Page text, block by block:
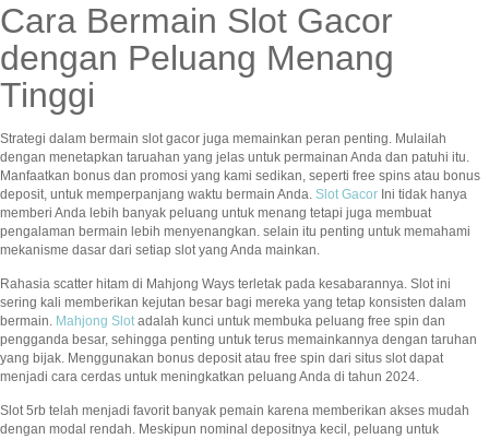
Cara Bermain Slot Gacor
dengan Peluang Menang
Tinggi
Strategi dalam bermain slot gacor juga memainkan peran penting. Mulailah
dengan menetapkan taruahan yang jelas untuk permainan Anda dan patuhi itu.
Manfaatkan bonus dan promosi yang kami sedikan, seperti free spins atau bonus
deposit, untuk memperpanjang waktu bermain Anda. Slot Gacor Ini tidak hanya
memberi Anda lebih banyak peluang untuk menang tetapi juga membuat
pengalaman bermain lebih menyenangkan. selain itu penting untuk memahami
mekanisme dasar dari setiap slot yang Anda mainkan.
Rahasia scatter hitam di Mahjong Ways terletak pada kesabarannya. Slot ini
sering kali memberikan kejutan besar bagi mereka yang tetap konsisten dalam
bermain. Mahjong Slotadalah kunci untuk membuka peluang free spin dan
pengganda besar, sehingga penting untuk terus memainkannya dengan taruhan
yang bijak. Menggunakan bonus deposit atau free spin dari situs slot dapat
menjadi cara cerdas untuk meningkatkan peluang Anda di tahun 2024.
Slot 5rb telah menjadi favorit banyak pemain karena memberikan akses mudah
dengan modal rendah. Meskipun nominal depositnya kecil, peluang untuk